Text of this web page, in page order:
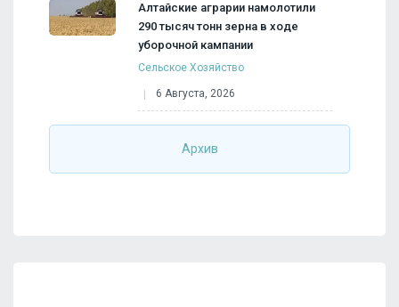
Алтайские аграрии намолотили
290 тысяч тонн зерна в ходе
уборочной кампании
Сельское Хозяйство
6 Августа, 2026
Архив